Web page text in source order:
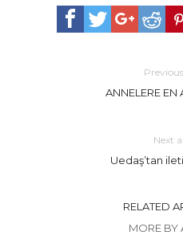
ANNELERE EN
Next
Uedaş’tan
RELATED
MORE BY